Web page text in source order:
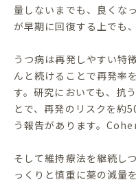
量しないまでも、良くな
が早期に回復する上でも
うつ病は再発しやすい特
んと続けることで再発率
す。研究においても、抗
とで、再発のリスクを約
う報告があります。
そして維持療法を継続し
っくりと慎重に薬の減量